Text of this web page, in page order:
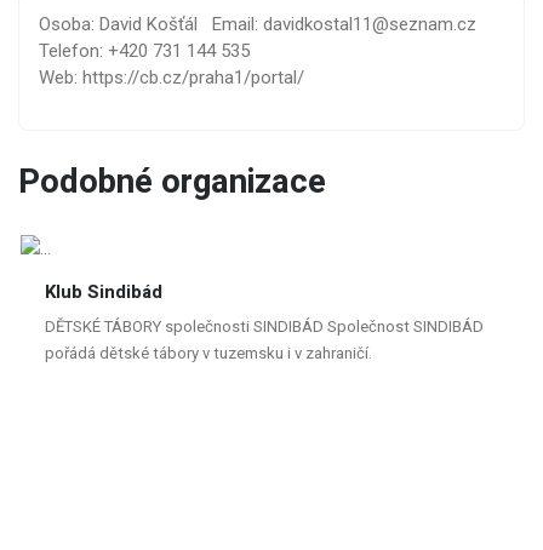
Osoba: David Košťál
Email: davidkostal11@seznam.cz
Telefon: +420 731 144 535
Web: https://cb.cz/praha1/portal/
Podobné organizace
Klub Sindibád
DĚTSKÉ TÁBORY společnosti SINDIBÁD Společnost SINDIBÁD
pořádá dětské tábory v tuzemsku i v zahraničí.